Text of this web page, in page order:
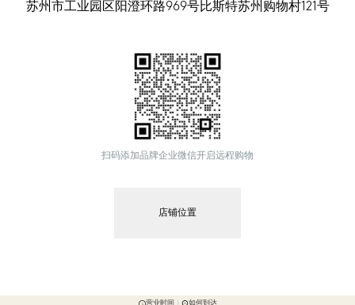
苏州市工业园区阳澄环路969号比斯特苏州购物村121号
扫码添加品牌企业微信开启远程购物
店铺位置
营业时间 如何到达